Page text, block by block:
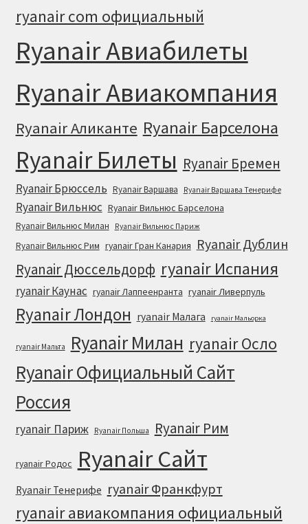
ryanair com официальный
Ryanair Авиабилеты
Ryanair Авиакомпания
Ryanair Аликанте Ryanair Барселона
Ryanair Билеты Ryanair Бремен
Ryanair Брюссель Ryanair Варшава Ryanair Варшава Тенерифе
Ryanair Вильнюс Ryanair Вильнюс Барселона
Ryanair Вильнюс Милан Ryanair Вильнюс Париж
Ryanair Вильнюс Рим ryanair Гран Канария Ryanair Дублин
Ryanair Дюссельдорф ryanair Испания
ryanair Каунас ryanair Лаппеенранта ryanair Ливерпуль
Ryanair Лондон ryanair Малага ryanair Мальорка
ryanair Мальта Ryanair Милан ryanair Осло
Ryanair Официальный Cайт
Россия
ryanair Париж Ryanair Польша Ryanair Рим
ryanair Родос Ryanair Сайт
Ryanair Тенерифе ryanair Франкфурт
ryanair авиакомпания официальный